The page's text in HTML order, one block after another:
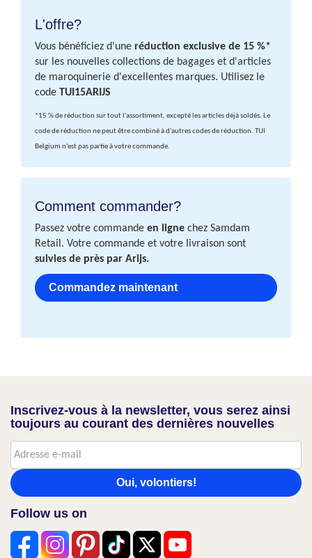
L'offre?
Vous bénéficiez d'une réduction exclusive de 15 %*
sur les nouvelles collections de bagages et d'articles
de maroquinerie d'excellentes marques. Utilisez le
code TUI15ARIJS
*15 % de réduction sur tout l'assortiment, excepté les articles déjà soldés. Le
code de réduction ne peut être combiné à d'autres codes de réduction. TUI
Belgium n'est pas partie à votre commande.
Comment commander?
Passez votre commande en ligne chez Samdam
Retail. Votre commande et votre livraison sont
suivies de près par Arijs.
Commandez maintenant
Inscrivez-vous à la newsletter, vous serez ainsi
toujours au courant des dernières nouvelles
Oui, volontiers!
Follow us on